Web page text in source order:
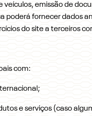
emissão de
poderá fornecer dados
do site a terceiros
com:
e serviços (caso